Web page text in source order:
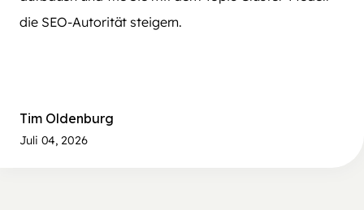
die SEO-Autorität steigern.
Tim Oldenburg
Juli 04, 2026